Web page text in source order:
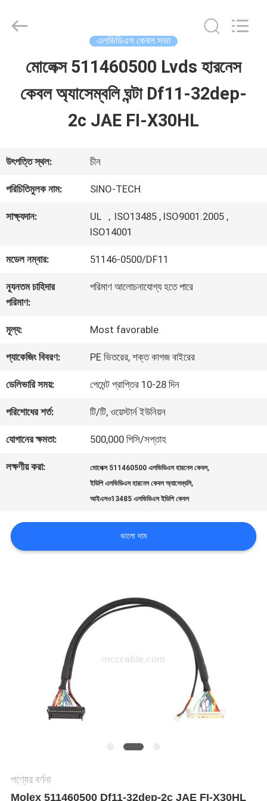
ভিডিও
আমাদের
সম্বন্ধে
কারখানা
পরিদর্শন
গুণমান
নিয়ন্ত্রণ
আমাদের
সাথে
যোগাযোগ
মামলা
Media
Reserved.
এলভিডিএস কেবল সভা
মোলেক্স 511460500 Lvds হারনেস
কেবল অ্যাসেম্বলি ঘন্টা Df11-32dep-
2c JAE FI-X30HL
উৎপত্তি স্থল: চীন
পরিচিতিমুলক নাম: SINO-TECH
সাক্ষ্যদান:
UL ，ISO13485 , ISO9001.2005 ,
ISO14001
মডেল নম্বার: 51146-0500/DF11
ন্যূনতম চাহিদার
পরিমাণ:
পরিমাণ আলোচনাযোগ্য হতে পারে
মূল্য: Most favorable
প্যাকেজিং বিবরণ: PE ভিতরের, শক্ত কাগজ বাইরের
ডেলিভারি সময়: পেমেন্ট প্রাপ্তির 10-28 দিন
পরিশোধের শর্ত: টি/টি, ওয়েস্টার্ন ইউনিয়ন
যোগানের ক্ষমতা: 500,000 পিসি/সপ্তাহ
লক্ষণীয় করা: মোলেক্স 511460500 এলভিডিএস হারনেস কেবল,
ইডিপি এলভিডিএস হারনেস কেবল অ্যাসেম্বলি,
আইএসও13485 এলভিডিএস ইডিপি কেবল
ভালো দাম
পণ্যের বর্ণনা
Molex 511460500 Df11-32dep-2c JAE FI-X30HL